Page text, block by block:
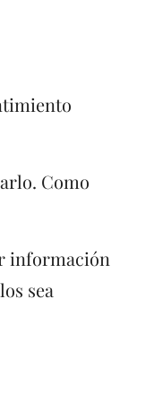
Como
información
sea